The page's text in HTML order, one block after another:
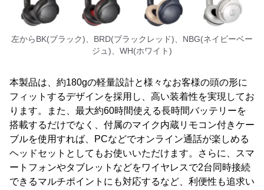
左からBK(ブラック)、BRD(ブラックレッド)、NBG(ネイビーベー
ジュ)、WH(ホワイト)
本製品は、約180gの軽量設計と様々なお客様の頭の形に
フィットするデザインを採用し、高い装着性を実現してお
ります。また、最大約60時間使える長時間バッテリーを
搭載するだけでなく、付属のマイク内蔵リモコン付きケー
ブルを使用すれば、PCなどでオンライン通話が楽しめる
ヘッドセットとしてもお使いいただけます。さらに、スマ
ートフォンやタブレットなどをワイヤレスで2台同時接続
できるマルチポイントにも対応するなど、利便性も追求い